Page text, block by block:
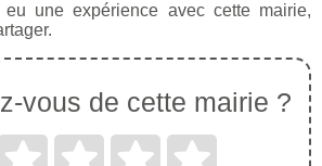
une expérience avec cette mairie,
vous de cette mairie ?